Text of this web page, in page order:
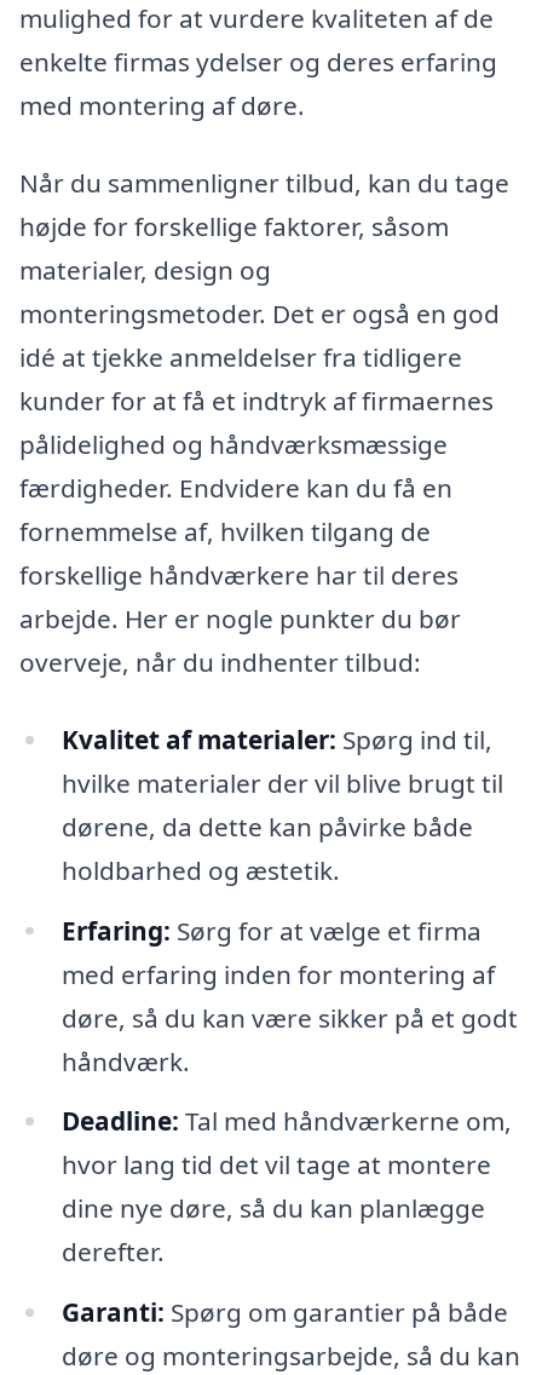
mulighed for at vurdere kvaliteten af de
enkelte firmas ydelser og deres erfaring
med montering af døre.
Når du sammenligner tilbud, kan du tage
højde for forskellige faktorer, såsom
materialer, design og
monteringsmetoder. Det er også en god
idé at tjekke anmeldelser fra tidligere
kunder for at få et indtryk af firmaernes
pålidelighed og håndværksmæssige
færdigheder. Endvidere kan du få en
fornemmelse af, hvilken tilgang de
forskellige håndværkere har til deres
arbejde. Her er nogle punkter du bør
overveje, når du indhenter tilbud:
Kvalitet af materialer: Spørg ind til,
hvilke materialer der vil blive brugt til
dørene, da dette kan påvirke både
holdbarhed og æstetik.
Erfaring: Sørg for at vælge et firma
med erfaring inden for montering af
døre, så du kan være sikker på et godt
håndværk.
Deadline: Tal med håndværkerne om,
hvor lang tid det vil tage at montere
dine nye døre, så du kan planlægge
derefter.
Garanti: Spørg om garantier på både
døre og monteringsarbejde, så du kan